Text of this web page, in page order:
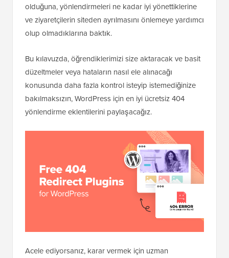
olduğuna, yönlendirmeleri ne kadar iyi yönettiklerine
ve ziyaretçilerin siteden ayrılmasını önlemeye yardımcı
olup olmadıklarına baktık.
Bu kılavuzda, öğrendiklerimizi size aktaracak ve basit
düzeltmeler veya hataların nasıl ele alınacağı
konusunda daha fazla kontrol isteyip istemediğinize
bakılmaksızın, WordPress için en iyi ücretsiz 404
yönlendirme eklentilerini paylaşacağız.
Acele ediyorsanız, karar vermek için uzman